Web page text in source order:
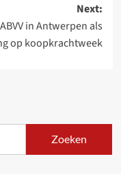
Next:
in Antwerpen als
op koopkrachtweek
Zoeken